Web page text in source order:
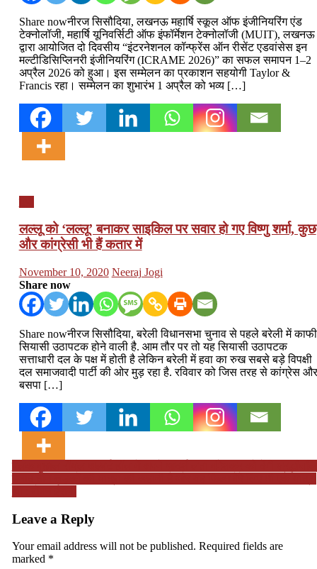
Share nowनीरज सिसौदिया, लखनऊ महार्षि स्कूल ऑफ इंजीनियरिंग एंड
टेक्नोलॉजी, महार्षि यूनिवर्सिटी ऑफ इंफॉर्मेशन टेक्नोलॉजी (MUIT), लखनऊ
द्वारा आयोजित दो दिवसीय “इंटरनेशनल कॉन्फ्रेंस ऑन रीसेंट एडवांसेस इन
मल्टीडिसिप्लिनरी इंजीनियरिंग (ICRAME 2026)” का सफल समापन 1–2
अप्रैल 2026 को हुआ। इस सम्मेलन का प्रकाशन सहयोगी Taylor &
Francis रहा। सम्मेलन का शुभारंभ 1 अप्रैल को भव्य […]
यूपी
लल्लू को ‘लल्लू’ बनाकर साइकिल पर सवार हो गए विष्णु शर्मा, कुछ
और कांग्रेसी भी हैं कतार में
Posted
on
November 10, 2020 Author
Neeraj Jogi
Share now
Share nowनीरज सिसौदिया, बरेली विधानसभा चुनाव से पहले बरेली में काफी
सियासी उठापटक होने वाली है. आम तौर पर तो यह सियासी उठापटक
सत्ताधारी दल के पक्ष में होती है लेकिन बरेली में हवा का रुख सबसे बड़े विपक्षी
दल समाजवादी पार्टी की ओर मुड़ रहा है. रविवार को जिस तरह से कांग्रेस और
बसपा […]
Post
navigation
पलक मुछाल रॉयल अल्बर्ट हॉल में अपने आदर्श लता मंगेशकर को देंगी श्रद्धांजलि
उनाद तीन लड़कों की यात्रा की कहानी है और यह फिल्म मेरे लिए भी एक यात्रा
Leave a Reply
Your email address will not be published. Required fields are
marked *